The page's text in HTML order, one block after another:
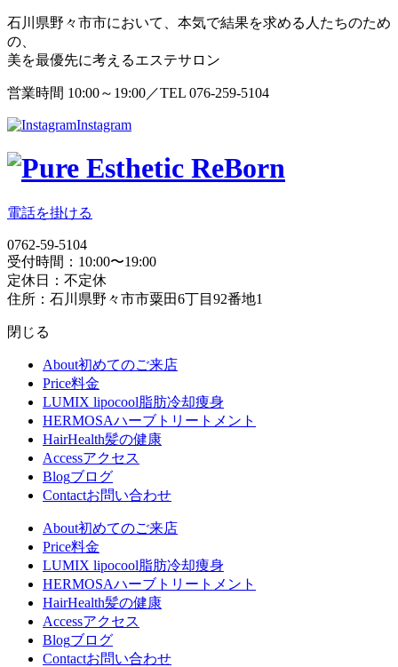
石川県野々市市において、本気で結果を求める人たちのため
の、
美を最優先に考えるエステサロン
営業時間 10:00～19:00／TEL 076-259-5104
Instagram
電話を掛ける
0762-59-5104
受付時間：10:00〜19:00
定休日：不定休
住所：石川県野々市市粟田6丁目92番地1
閉じる
About初めてのご来店
Price料金
LUMIX lipocool 脂肪冷却痩身
HERMOSAハーブトリートメント
HairHealth髪の健康
Accessアクセス
Blogブログ
Contactお問い合わせ
About初めてのご来店
Price料金
LUMIX lipocool 脂肪冷却痩身
HERMOSAハーブトリートメント
HairHealth髪の健康
Accessアクセス
Blogブログ
Contactお問い合わせ